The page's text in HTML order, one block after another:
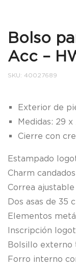
Bolso
Acc –
SKU: 40027689
Exterior de
Medidas: 29 x
Cierre con
Estampado
Charm
Correa
Dos asas de 35
Elementos
Inscripción
Bolsillo externo
Forro interno